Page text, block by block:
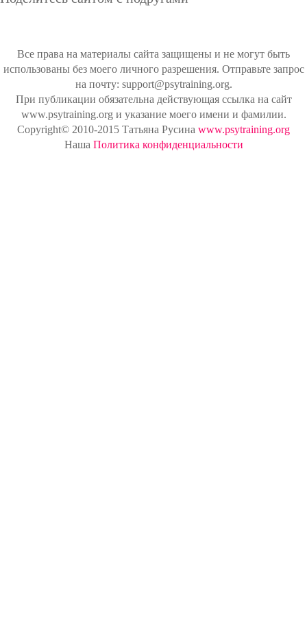
Все права на материалы сайта защищены и не могут быть
использованы без моего личного разрешения. Отправьте запрос
на почту: support@psytraining.org.
При публикации обязательна действующая ссылка на сайт
www.psytraining.org и указание моего имени и фамилии.
Copyright© 2010-2015 Татьяна Русина www.psytraining.org
Наша Политика конфиденциальности